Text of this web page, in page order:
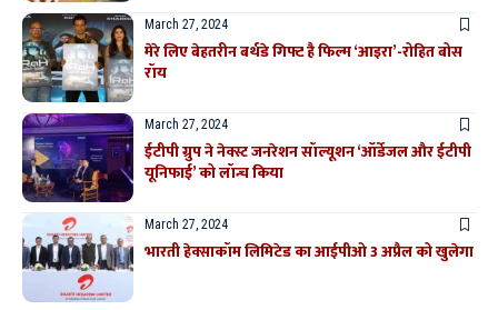
March 27, 2024
मेरे लिए बेहतरीन बर्थडे गिफ्ट है फिल्म ‘आइरा’-रोहित बोस
रॉय
March 27, 2024
ईटीपी ग्रुप ने नेक्स्ट जनरेशन सॉल्यूशन ‘ऑर्डेजल और ईटीपी
यूनिफाई’ को लॉन्च किया
March 27, 2024
भारती हेक्साकॉम लिमिटेड का आईपीओ 3 अप्रैल को खुलेगा